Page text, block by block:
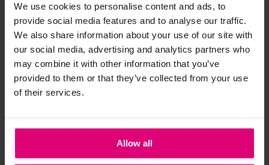
We use cookies to personalise content and ads, to
provide social media features and to analyse our traffic.
We also share information about your use of our site with
our social media, advertising and analytics partners who
may combine it with other information that you’ve
provided to them or that they’ve collected from your use
of their services.
Allow all
Strijkijzer/droogtrommel:
Kledingstukken met elastine zijn niet bestand tegen de hitte
van het strijkijzer en/of de droogtrommel. Ook in veel
spijkerbroeken is elastine (stretch) verwerkt en mogen dus
niet gestreken worden en/of in de droogtrommel.
€ 99,99 € 109,95